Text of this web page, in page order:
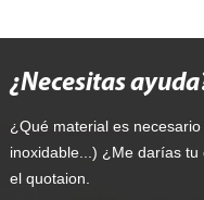
¿Necesitas
¿Qué material es
inoxidable...) ¿Me darías
el quotaion.